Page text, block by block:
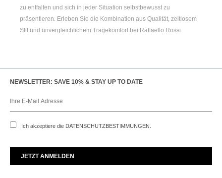
zu entfalten und sich in jeder Situation selbstbewusst zu
präsentieren. Erleben Sie die Kombination aus Qualität, zeitlosem
Stil und unvergleichlichem Tragekomfort bei Raffaello Rossi.
NEWSLETTER: SAVE 10% & STAY UP TO DATE
Ich akzeptiere die DATENSCHUTZBESTIMMUNGEN